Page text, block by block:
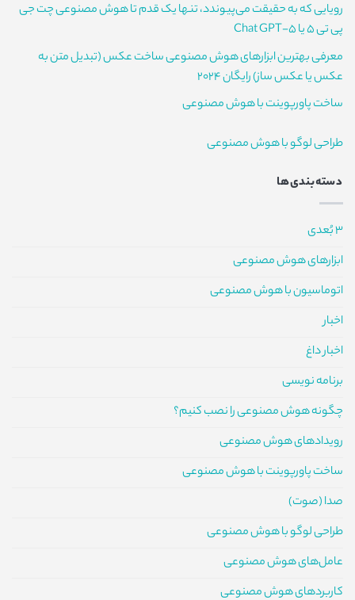
رویایی که به حقیقت می‌پیوندد، تنها یک قدم تا هوش مصنوعی چت جی
پی تی 5 یا Chat GPT-5
معرفی بهترین ابزارهای هوش مصنوعی ساخت عکس (تبدیل متن به
عکس یا عکس ساز) رایگان 2024
ساخت پاورپوینت با هوش مصنوعی
طراحی لوگو با هوش مصنوعی
دسته‌بندی‌ها
3 بُعدی
ابزارهای هوش مصنوعی
اتوماسیون با هوش مصنوعی
اخبار
اخبار داغ
برنامه نویسی
چگونه هوش مصنوعی را نصب کنیم؟
رویدادهای هوش مصنوعی
ساخت پاورپوینت با هوش مصنوعی
صدا (صوت)
طراحی لوگو با هوش مصنوعی
عامل‌های هوش مصنوعی
کاربردهای هوش مصنوعی